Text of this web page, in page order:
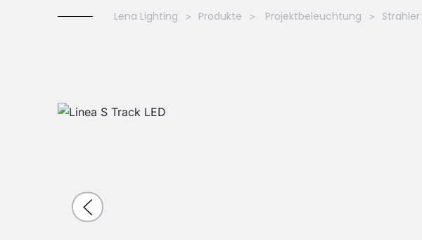
Lena Lighting Produkte Projektbeleuchtung Strahler